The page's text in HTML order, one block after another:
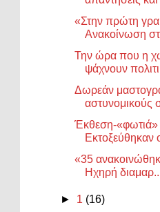
«Στην πρώτη
Ανακοίνωση
Την ώρα που η
ψάχνουν
Δωρεάν
αστυνομικούς
Έκθεση-«φωτιά»
Εκτοξεύθηκαν
«35
Ηχηρή
► 1 (16)